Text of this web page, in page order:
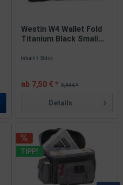
Westin W4 Wallet Fold
Titanium Black Small...
Inhalt1 Stück
9,99 € *
ab 7,50 € *
Details
TIPP!